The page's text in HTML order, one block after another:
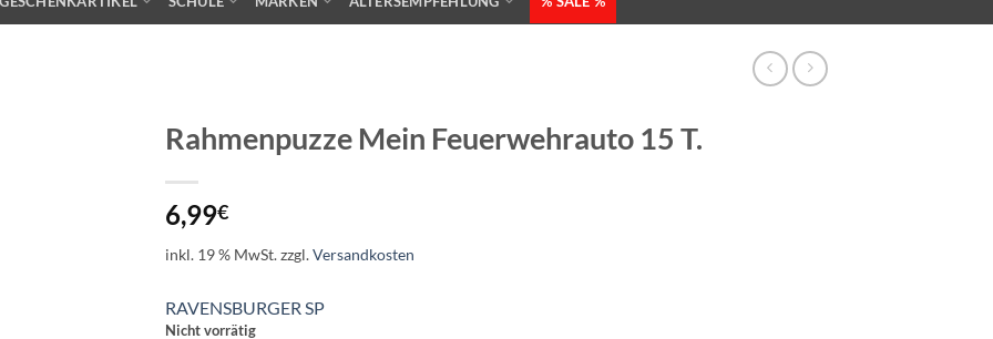
Rahmenpuzze Mein Feuerwehrauto 15 T.
6,99€
inkl. 19 % MwSt.zzgl.Versandkosten
RAVENSBURGER SP
Nicht vorrätig